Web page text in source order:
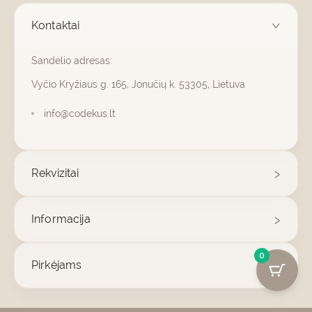
Kontaktai
Sandėlio adresas:
Vyčio Kryžiaus g. 165, Jonučių k. 53305, Lietuva
info@codekus.lt
Rekvizitai
Informacija
Pirkėjams
0